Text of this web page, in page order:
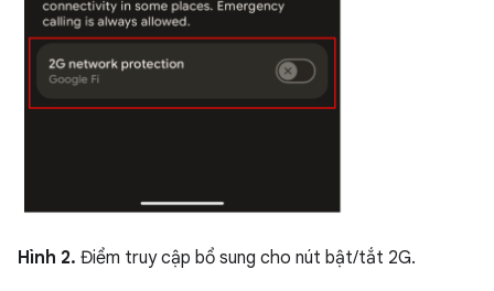
Hình 2. Điểm truy cập bổ sung cho nút bật/tắt 2G.